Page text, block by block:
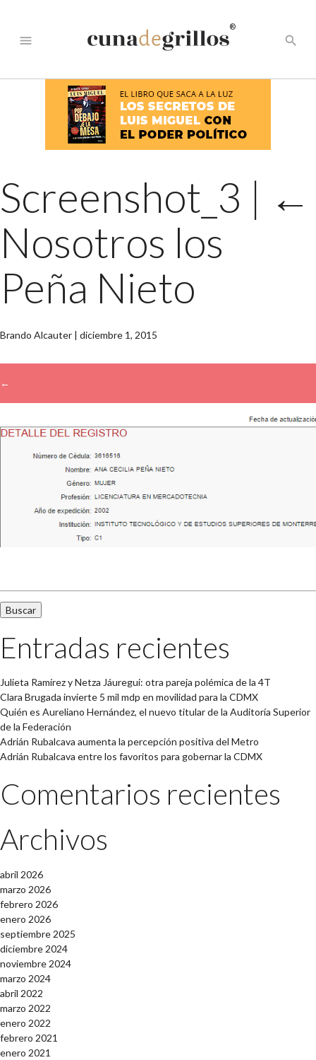
menu
®
search
Screenshot_3 | ←
Nosotros los
Peña Nieto
Brando Alcauter | diciembre 1, 2015
←
Entradas recientes
Julieta Ramírez y Netza Jáuregui: otra pareja polémica de la 4T
Clara Brugada invierte 5 mil mdp en movilidad para la CDMX
Quién es Aureliano Hernández, el nuevo titular de la Auditoría Superior
de la Federación
Adrián Rubalcava aumenta la percepción positiva del Metro
Adrián Rubalcava entre los favoritos para gobernar la CDMX
Comentarios recientes
Archivos
abril 2026
marzo 2026
febrero 2026
enero 2026
septiembre 2025
diciembre 2024
noviembre 2024
marzo 2024
abril 2022
marzo 2022
enero 2022
febrero 2021
enero 2021